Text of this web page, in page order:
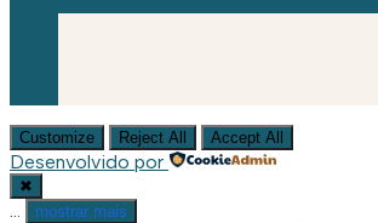
Customize Reject All Accept All
Desenvolvido por
✖
mostrar mais